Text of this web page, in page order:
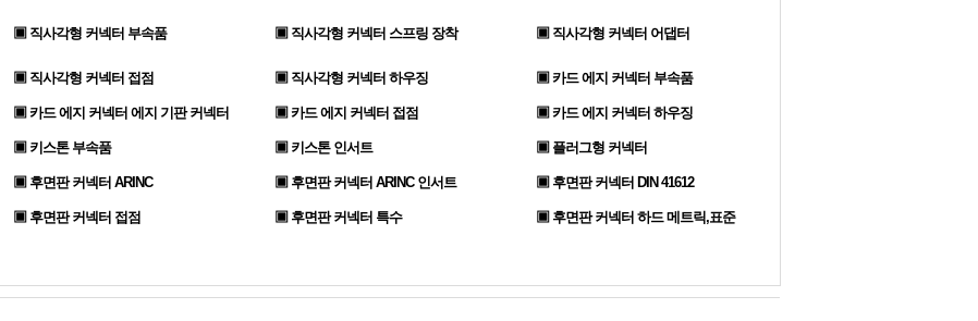
▣ 직사각형 커넥터 부속품 ▣ 직사각형 커넥터 스프링 장착 ▣ 직사각형 커넥터 어댑터
▣ 직사각형 커넥터 접점 ▣ 직사각형 커넥터 하우징 ▣ 카드 에지 커넥터 부속품
▣ 카드 에지 커넥터 에지 기판 커넥터 ▣ 카드 에지 커넥터 접점 ▣ 카드 에지 커넥터 하우징
▣ 키스톤 부속품 ▣ 키스톤 인서트 ▣ 플러그형 커넥터
▣ 후면판 커넥터 ARINC ▣ 후면판 커넥터 ARINC 인서트 ▣ 후면판 커넥터 DIN 41612
▣ 후면판 커넥터 접점 ▣ 후면판 커넥터 특수 ▣ 후면판 커넥터 하드 메트릭,표준